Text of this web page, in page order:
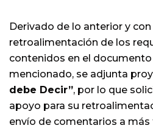
Derivado de lo anterior y
retroalimentación de los
contenidos en el
mencionado, se adjunta
debe Decir”, por lo que
apoyo para su
envío de comentarios a más